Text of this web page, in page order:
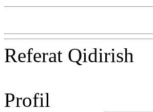
Referat Qidirish
Profil